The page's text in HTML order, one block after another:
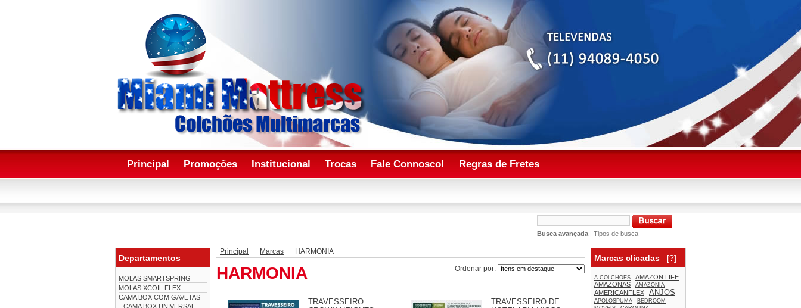
Principal Promoções Institucional Trocas Fale Connosco! Regras de Fretes
Busca avançada | Tipos de busca
Departamentos
MOLAS SMARTSPRING
MOLAS XCOIL FLEX
CAMA BOX COM GAVETAS
CAMA BOX UNIVERSAL
Principal Marcas HARMONIA
Ordenar por:
HARMONIA
TRAVESSEIRO
TRAVESSEIRO DE
Marcas clicadas [?]
A COLCHOES
AMAZON LIFE
AMAZONAS
AMAZONIA
AMERICANFLEX ANJOS
APOLOSPUMA
BEDROOM